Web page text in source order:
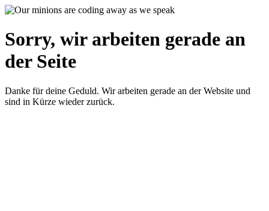
Sorry, wir arbeiten gerade an
der Seite
Danke für deine Geduld. Wir arbeiten gerade an der Website und
sind in Kürze wieder zurück.